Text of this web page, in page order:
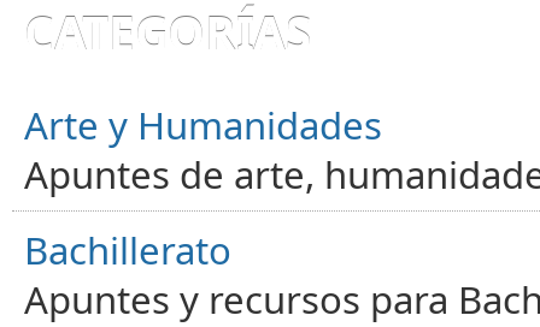
CATEGORÍAS
Arte y Humanidades
Apuntes de arte,
Bachillerato
Apuntes y recursos para